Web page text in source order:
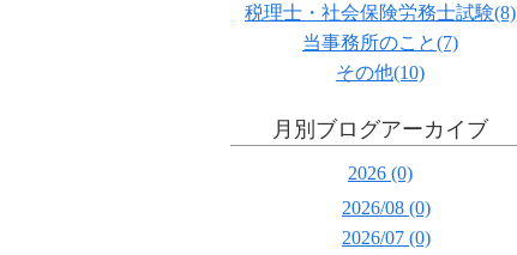
税理士・社会保険労務士試験(8)
当事務所のこと(7)
その他(10)
月別ブログアーカイブ
2026 (0)
2026/08 (0)
2026/07 (0)